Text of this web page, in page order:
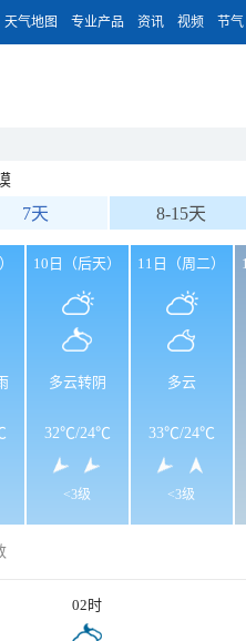
天气地图 专业产品 资讯 视频 节气
7天 8-15天
10日（后天）
多云转阴
32℃/24℃
<3级
11日（周二）
多云
33℃/24℃
<3级
02时